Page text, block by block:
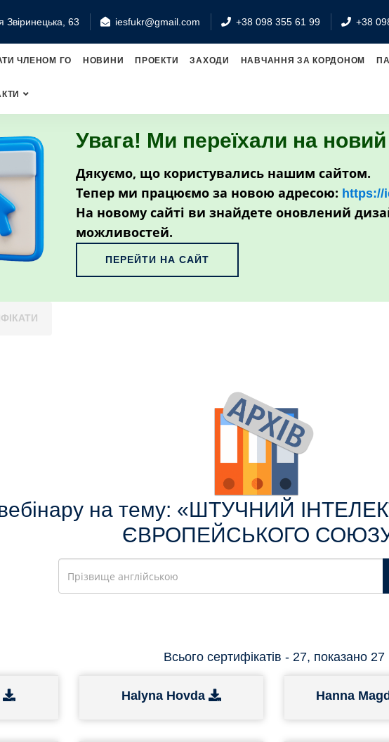
Звіринецька, 63 iesfukr@gmail.com +38 098 355 61 99 +38
ЧЛЕНОМ ГО НОВИНИ ПРОЕКТИ ЗАХОДИ НАВЧАННЯ ЗА КОРДОНОМ
Увага! Ми переїхали на
Дякуємо, що користувались нашим сайтом.
Тепер ми працюємо за новою адресою: https://
На новому сайті ви знайдете оновлений
можливостей.
ПЕРЕЙТИ НА САЙТ
на тему: «ШТУЧНИЙ
ЄВРОПЕЙСЬКОГО
Всього сертифікатів - 27, показано 27
Halyna Hovda Hanna